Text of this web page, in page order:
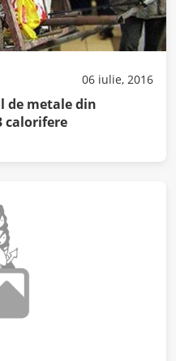
06 iulie, 2016
de metale din
calorifere